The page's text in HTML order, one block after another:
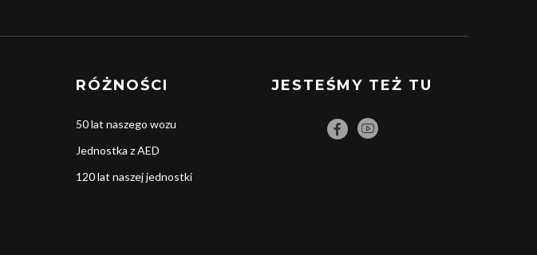
RÓŻNOŚCI
50 lat naszego wozu
Jednostka z AED
120 lat naszej jednostki
JESTEŚMY TEŻ TU